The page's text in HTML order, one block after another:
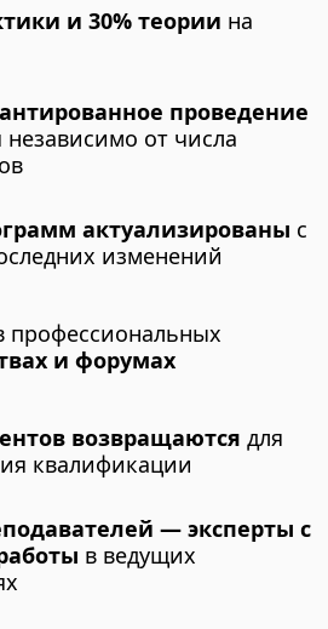
и 30% теории на
проведение
независимо от числа
актуализированы с
изменений
профессиональных
и форумах
возвращаются для
квалификации
— эксперты с
в ведущих